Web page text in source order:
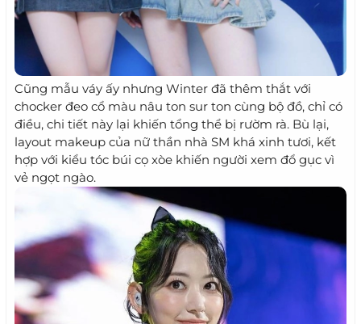
Cũng mẫu váy ấy nhưng Winter đã thêm thắt với
chocker đeo cổ màu nâu ton sur ton cùng bộ đồ, chỉ có
điều, chi tiết này lại khiến tổng thể bị rườm rà. Bù lại,
layout makeup của nữ thần nhà SM khá xinh tươi, kết
hợp với kiểu tóc búi cọ xòe khiến người xem đổ gục vì
vẻ ngọt ngào.